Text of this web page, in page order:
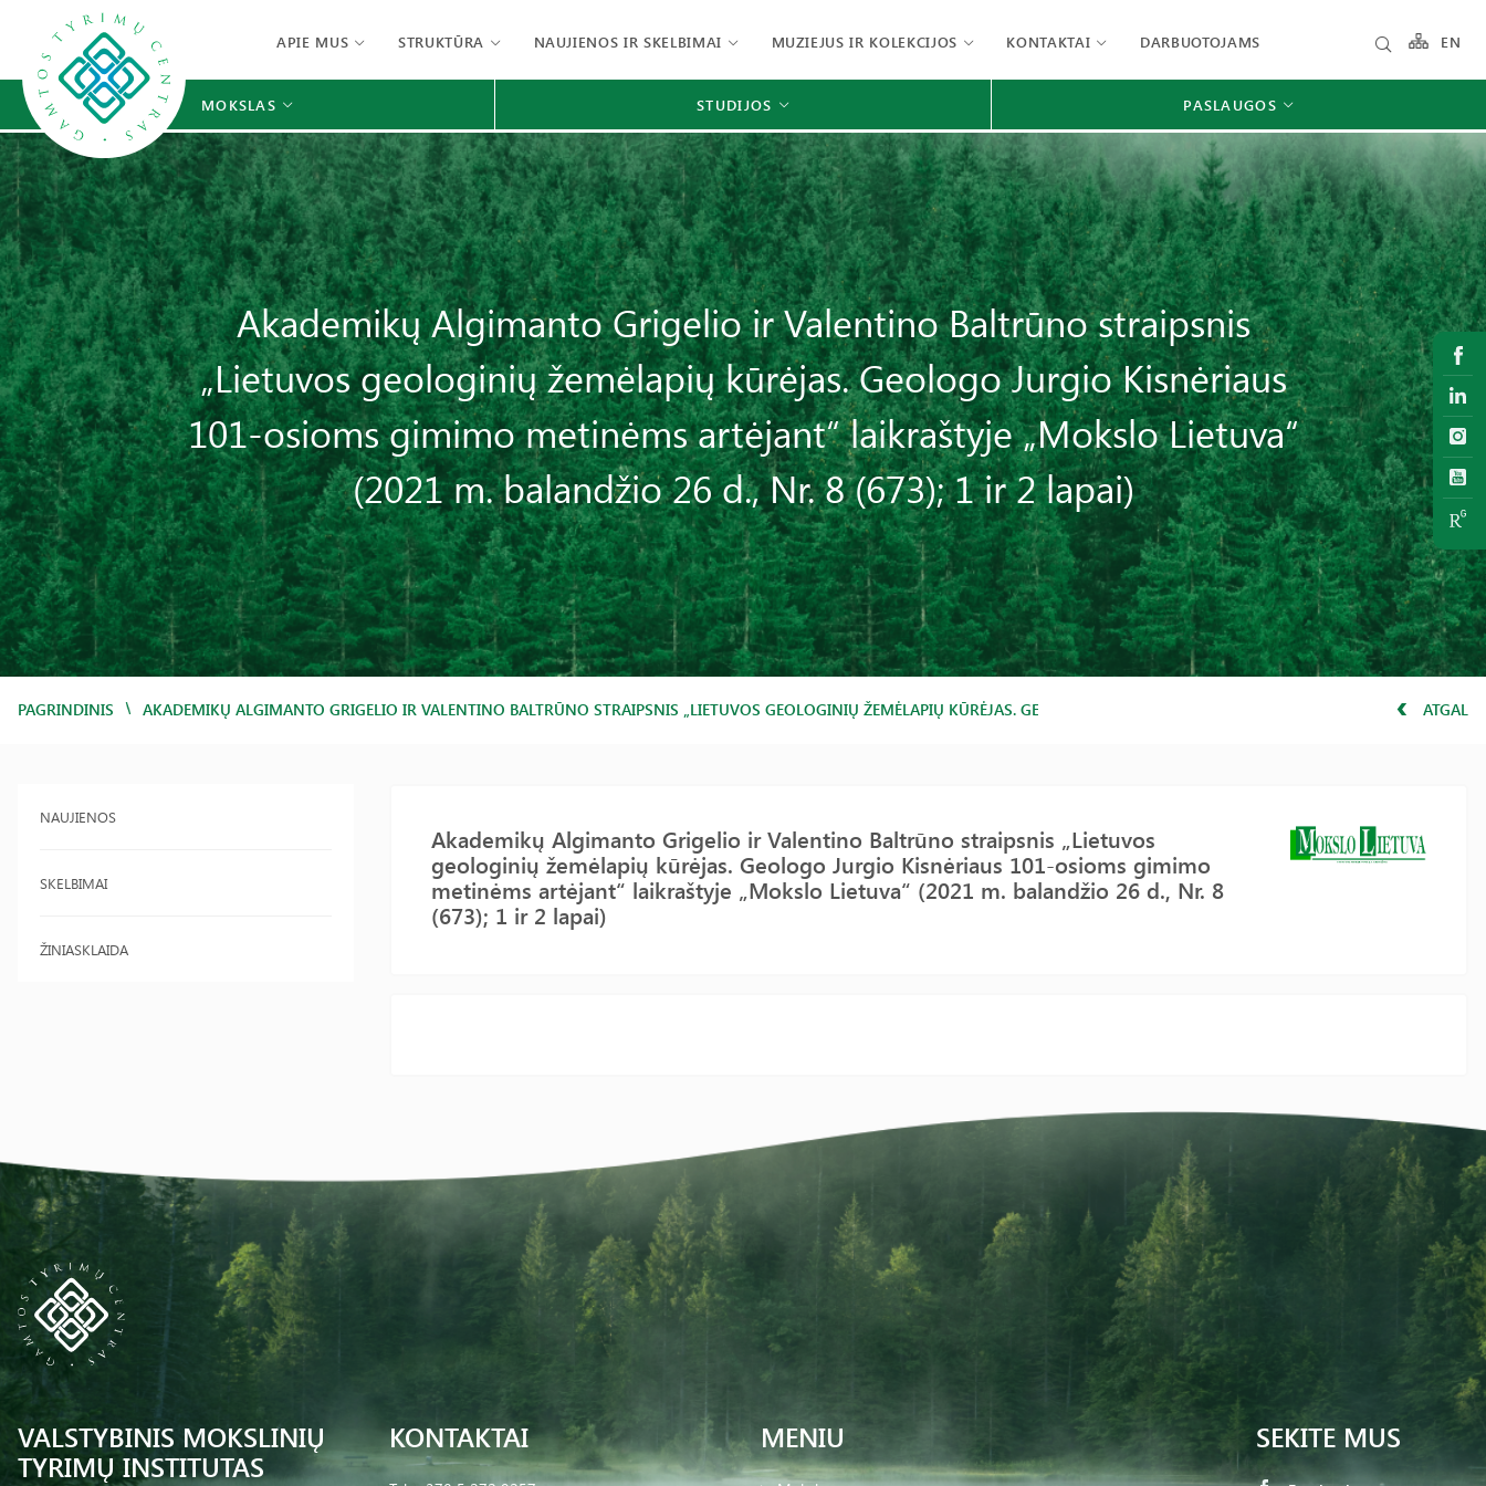
APIE MUS STRUKTŪRA NAUJIENOS IR SKELBIMAI MUZIEJUS IR KOLEKCIJOS KONTAKTAI DARBUOTOJAMS EN
MOKSLAS STUDIJOS PASLAUGOS
Akademikų Algimanto Grigelio ir Valentino Baltrūno straipsnis
„Lietuvos geologinių žemėlapių kūrėjas. Geologo Jurgio Kisnėriaus
101-osioms gimimo metinėms artėjant“ laikraštyje „Mokslo Lietuva“
(2021 m. balandžio 26 d., Nr. 8 (673); 1 ir 2 lapai)
PAGRINDINIS / AKADEMIKŲ ALGIMANTO GRIGELIO IR VALENTINO BALTRŪNO STRAIPSNIS „LIETUVOS GEOLOGINIŲ ŽEMĖLAPIŲ KŪRĖJAS. GEOLOGO JURGIO KISNĖRIAUS 101-OSIOMS GIMIMO ATGAL
NAUJIENOS
SKELBIMAI
ŽINIASKLAIDA
Akademikų Algimanto Grigelio ir Valentino Baltrūno straipsnis „Lietuvos
geologinių žemėlapių kūrėjas. Geologo Jurgio Kisnėriaus 101-osioms gimimo
metinėms artėjant“ laikraštyje „Mokslo Lietuva“ (2021 m. balandžio 26 d., Nr. 8
(673); 1 ir 2 lapai)
VALSTYBINIS MOKSLINIŲ
TYRIMŲ INSTITUTAS
KONTAKTAI MENIU SEKITE MUS